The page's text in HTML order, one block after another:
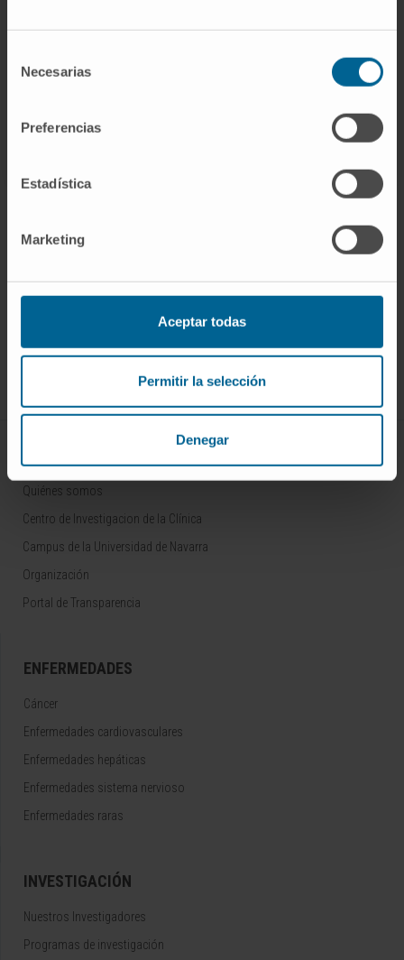
Necesarias
Preferencias
Estadística
Marketing
Aceptar todas
Permitir la selección
Denegar
Dr. Miguel Valencia Ustárroz
Darse de alta en nuestro boletín
Síguenos
Quiénes somos
Centro de Investigacion de la Clínica
Campus de la Universidad de Navarra
Organización
Portal de Transparencia
ENFERMEDADES
Cáncer
Enfermedades cardiovasculares
Enfermedades hepáticas
Enfermedades sistema nervioso
Enfermedades raras
INVESTIGACIÓN
Nuestros Investigadores
Programas de investigación